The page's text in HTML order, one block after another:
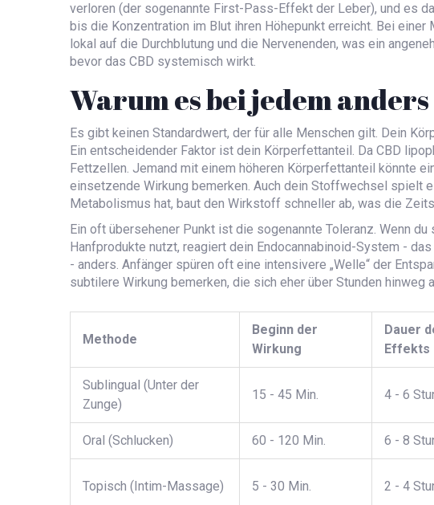
verloren (der sogenannte First-Pass-Effekt der Leber), und es
bis die Konzentration im Blut ihren Höhepunkt erreicht. Bei
lokal auf die Durchblutung und die Nervenenden, was ein
bevor das CBD systemisch wirkt.
Warum es bei jedem
Es gibt keinen Standardwert, der für alle Menschen gilt. Dein
Ein entscheidender Faktor ist dein Körperfettanteil. Da CBD
Fettzellen. Jemand mit einem höheren Körperfettanteil könnte
einsetzende Wirkung bemerken. Auch dein Stoffwechsel spielt
Metabolismus hat, baut den Wirkstoff schneller ab, was die
Ein oft übersehener Punkt ist die sogenannte Toleranz. Wenn du
Hanfprodukte nutzt, reagiert dein Endocannabinoid-System -
- anders. Anfänger spüren oft eine intensivere „Welle“ der
subtilere Wirkung bemerken, die sich eher über Stunden
Methode
Beginn der
Wirkung
Dauer
Effekts
Sublingual (Unter der
Zunge)
15 - 45 Min. 4 - 6
Oral (Schlucken) 60 - 120 Min. 6 - 8
Topisch (Intim-Massage) 5 - 30 Min. 2 - 4